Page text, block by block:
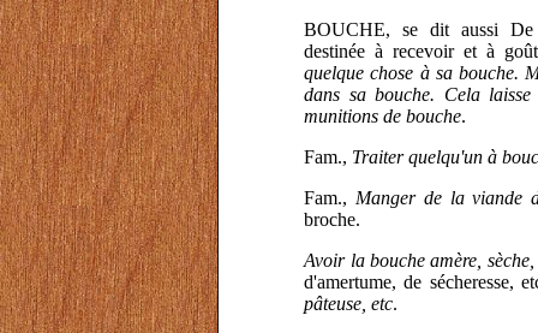
BOUCHE, se dit aussi De
destinée à recevoir et à
quelque chose à sa bouche.
dans sa bouche. Cela
munitions de bouche.
Fam., Traiter quelqu'un à
Fam., Manger de la viande
broche.
Avoir la bouche amère,
d'amertume, de sécheresse,
pâteuse, etc.